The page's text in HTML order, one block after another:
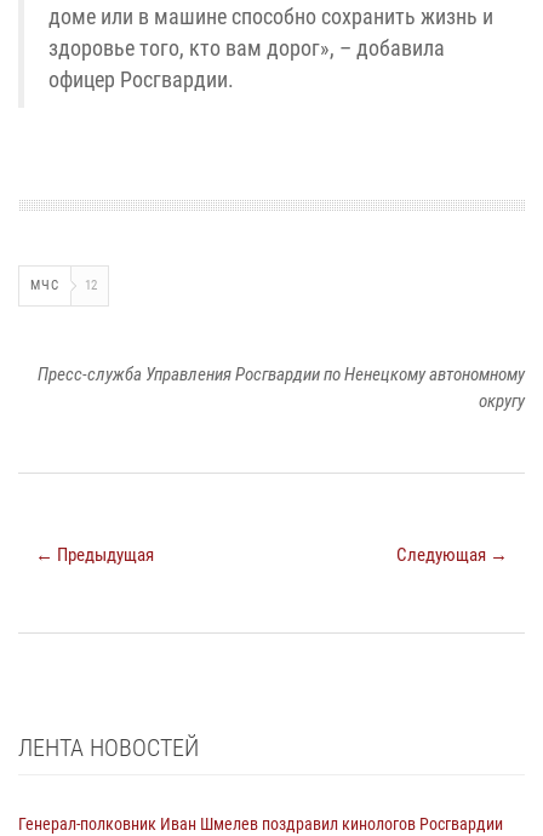
доме или в машине способно сохранить жизнь и
здоровье того, кто вам дорог», – добавила
офицер Росгвардии.
МЧС 12
Пресс-служба Управления Росгвардии по Ненецкому автономному
округу
← Предыдущая Следующая →
ЛЕНТА НОВОСТЕЙ
Генерал-полковник Иван Шмелев поздравил кинологов Росгвардии